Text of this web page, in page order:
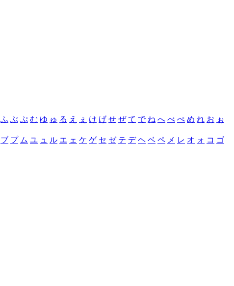
ふ ぶ ぷ む ゆ ゅ る え ぇ け げ せ ぜ て で ね へ べ ぺ め れ お ぉ
ブ プ ム ユ ュ ル エ ェ ケ ゲ セ ゼ テ デ ヘ ベ ペ メ レ オ ォ コ ゴ